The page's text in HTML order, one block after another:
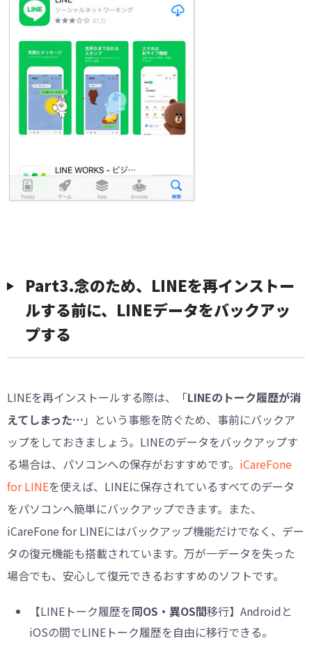
︎Part3.念のため、LINEを再インストー
ルする前に、LINEデータをバックアッ
プする
LINEを再インストールする際は、「LINEのトーク履歴が消
えてしまった… 」という事態を防ぐため、事前にバックア
ップをしておきましょう。LINEのデータをバックアップす
る場合は、パソコンへの保存がおすすめです。 iCareFone
for LINEを使えば、LINEに保存されているすべてのデータ
をパソコンへ簡単にバックアップできます。また、
iCareFone for LINEにはバックアップ機能だけでなく、デー
タの復元機能も搭載されています。万が一データを失った
場合でも、安心して復元できるおすすめのソフトです。
【LINEトーク履歴を同OS・異OS間移行】Androidと
iOSの間でLINEトーク履歴を自由に移行できる。